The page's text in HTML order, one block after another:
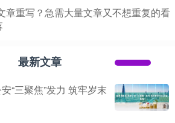
章重写？急需大量文章又不想重复的看
最新文章
“三聚焦”发力 筑牢岁末